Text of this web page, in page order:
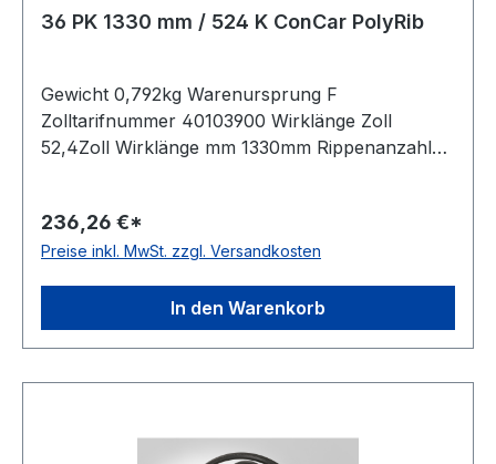
36 PK 1330 mm / 524 K ConCar PolyRib
Gewicht 0,792kg Warenursprung F
Zolltarifnummer 40103900 Wirklänge Zoll
52,4Zoll Wirklänge mm 1330mm Rippenanzahl
Material Neoprene Zugstrang Polyester
Rippenabstand 3,56mm Höhe 4,9mm
236,26 €*
Preise inkl. MwSt. zzgl. Versandkosten
In den Warenkorb